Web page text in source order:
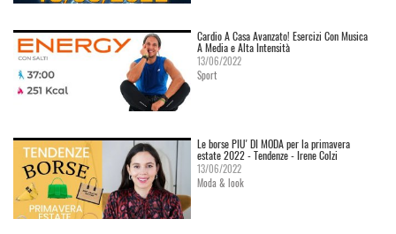
Cardio A Casa Avanzato! Esercizi Con Musica
A Media e Alta Intensità
13/06/2022
Sport
Le borse PIU' DI MODA per la primavera
estate 2022 - Tendenze - Irene Colzi
13/06/2022
Moda & look